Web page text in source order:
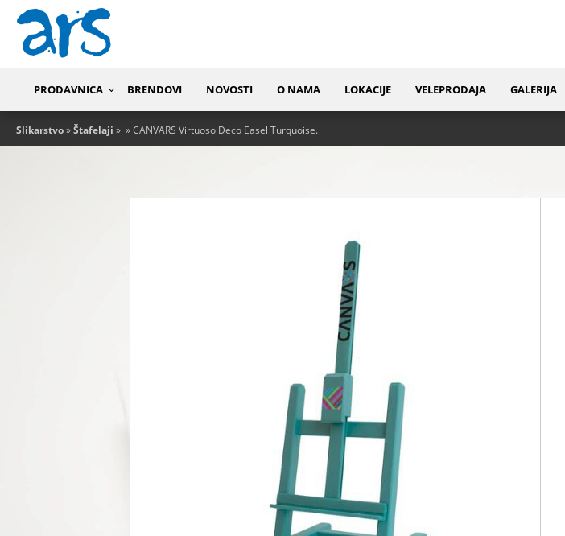
PRODAVNICA BRENDOVI NOVOSTI O NAMA LOKACIJE VELEPRODAJA GALERIJA
Slikarstvo»Štafelaji » » CANVARS Virtuoso Deco Easel Turquoise.